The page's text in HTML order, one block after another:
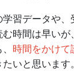
習データや
時間は早い
時間をかけて
いと思います